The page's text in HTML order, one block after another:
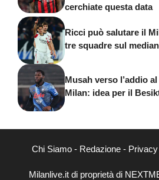
cerchiate questa data
Ricci può salutare il
tre squadre sul
Musah verso l’addio al
Milan: idea per il
Chi Siamo- Redazione-
Milanlive.it di proprietà di